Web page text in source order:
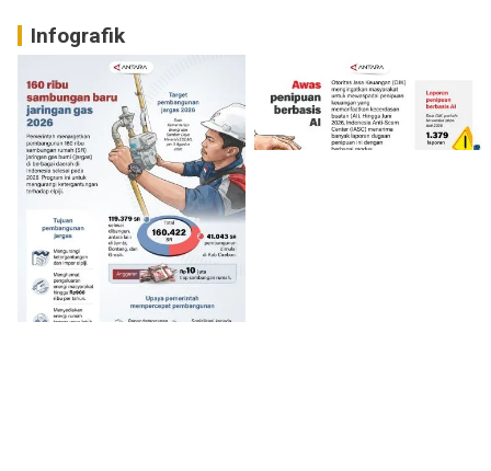
Infografik